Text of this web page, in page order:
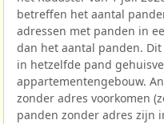
betreffen het aantal
adressen met panden in
dan het aantal panden.
in hetzelfde pand
appartementengebouw.
zonder adres voorkomen
panden zonder adres zijn